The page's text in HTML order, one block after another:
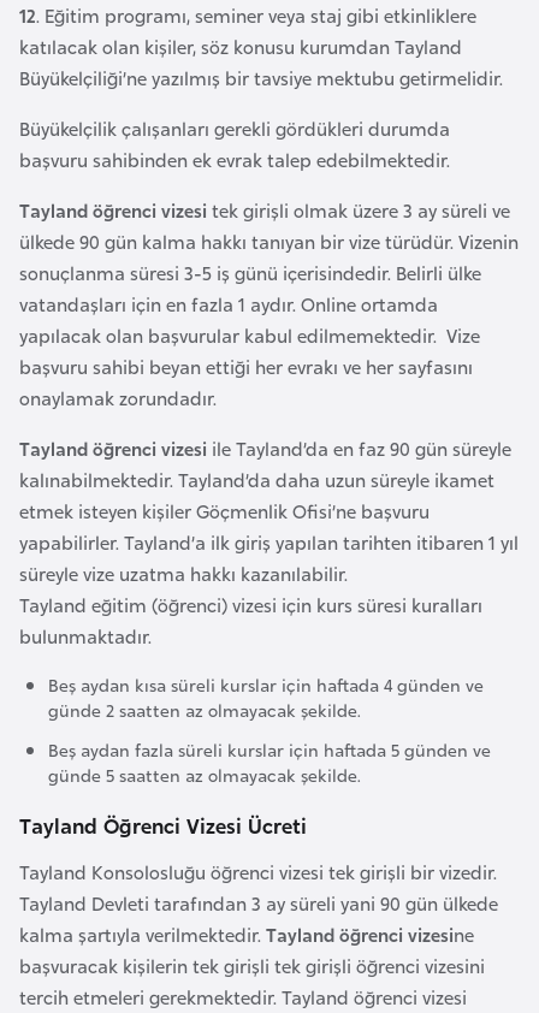
12. Eğitim programı, seminer veya staj gibi etkinliklere
katılacak olan kişiler, söz konusu kurumdan Tayland
Büyükelçiliği’ne yazılmış bir tavsiye mektubu getirmelidir.
Büyükelçilik çalışanları gerekli gördükleri durumda
başvuru sahibinden ek evrak talep edebilmektedir.
Tayland öğrenci vizesi tek girişli olmak üzere 3 ay süreli ve
ülkede 90 gün kalma hakkı tanıyan bir vize türüdür. Vizenin
sonuçlanma süresi 3-5 iş günü içerisindedir. Belirli ülke
vatandaşları için en fazla 1 aydır. Online ortamda
yapılacak olan başvurular kabul edilmemektedir. Vize
başvuru sahibi beyan ettiği her evrakı ve her sayfasını
onaylamak zorundadır.
Tayland öğrenci vizesi ile Tayland’da en faz 90 gün süreyle
kalınabilmektedir. Tayland’da daha uzun süreyle ikamet
etmek isteyen kişiler Göçmenlik Ofisi’ne başvuru
yapabilirler. Tayland’a ilk giriş yapılan tarihten itibaren 1 yıl
süreyle vize uzatma hakkı kazanılabilir.
Tayland eğitim (öğrenci) vizesi için kurs süresi kuralları
bulunmaktadır.
Beş aydan kısa süreli kurslar için haftada 4 günden ve
günde 2 saatten az olmayacak şekilde.
Beş aydan fazla süreli kurslar için haftada 5 günden ve
günde 5 saatten az olmayacak şekilde.
Tayland Öğrenci Vizesi Ücreti
Tayland Konsolosluğu öğrenci vizesi tek girişli bir vizedir.
Tayland Devleti tarafından 3 ay süreli yani 90 gün ülkede
kalma şartıyla verilmektedir. Tayland öğrenci vizesine
başvuracak kişilerin tek girişli tek girişli öğrenci vizesini
tercih etmeleri gerekmektedir. Tayland öğrenci vizesi
F
a
s
a
d
Ç
e
k
C
u
m
h
u
r
i
y
C
e
a
y
i
r